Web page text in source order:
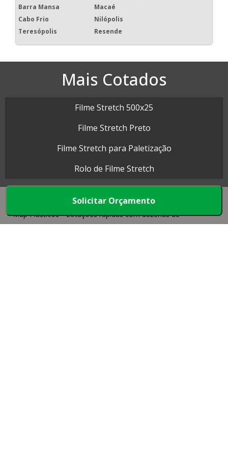
Solicitar Orçamento
Barra Mansa
Macaé
Cabo Frio
Nilópolis
Teresópolis
Resende
Mais Cotados
Filme Stretch 500x25
Filme Stretch Preto
Filme Stretch para Paletização
Rolo de Filme Stretch
Map Plásticos - Cotações rápidas com dezenas de